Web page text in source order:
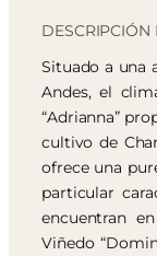
DESCRIPCIÓN
Situado a una
Andes, el
“Adrianna”
cultivo de
ofrece una
particular
encuentran
Viñedo